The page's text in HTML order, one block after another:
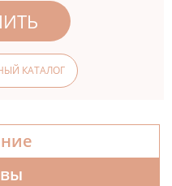
КАТАЛОГ